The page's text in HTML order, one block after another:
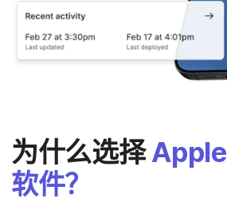
为什么​选择Apple
软件？